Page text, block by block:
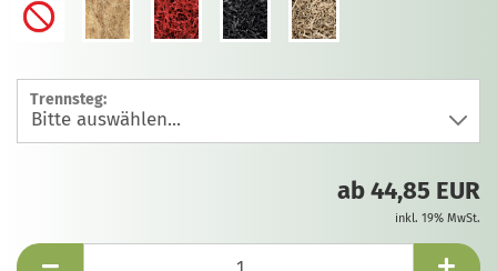
Trennsteg:
ab 44,85 EUR
inkl. 19% MwSt.